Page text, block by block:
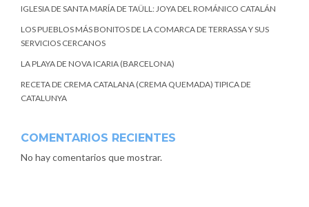
IGLESIA DE SANTA MARÍA DE TAÜLL: JOYA DEL ROMÁNICO CATALÁN
LOS PUEBLOS MÁS BONITOS DE LA COMARCA DE TERRASSA Y SUS
SERVICIOS CERCANOS
LA PLAYA DE NOVA ICARIA (BARCELONA)
RECETA DE CREMA CATALANA (CREMA QUEMADA) TIPICA DE
CATALUNYA
COMENTARIOS RECIENTES
No hay comentarios que mostrar.